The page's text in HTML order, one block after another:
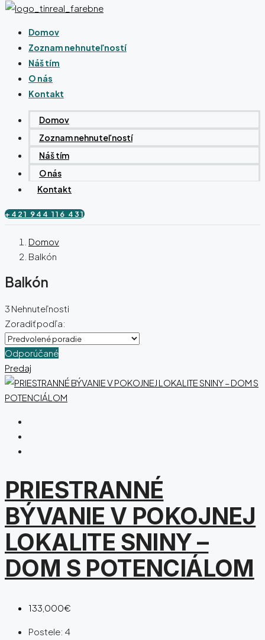
Domov
Zoznam nehnuteľností
Náš tím
O nás
Kontakt
Domov
Zoznam nehnuteľností
Náš tím
O nás
Kontakt
+421 944 116 431
Domov
Balkón
Balkón
3 Nehnuteľnosti
Zoradiť podľa:
Odporúčané
Predaj
PRIESTRANNÉ
BÝVANIE V POKOJNEJ
LOKALITE SNINY –
DOM S POTENCIÁLOM
133,000€
Postele: 4